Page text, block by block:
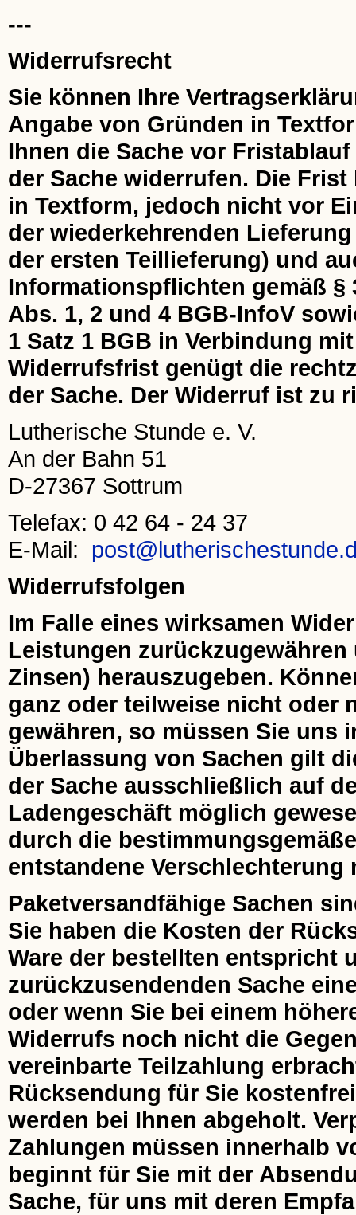
---
Widerrufsrecht
Sie können Ihre
Angabe von Gründen in
Ihnen die Sache vor
der Sache widerrufen. Die
in Textform, jedoch nicht vor
der wiederkehrenden
der ersten Teillieferung) und
Informationspflichten gemäß §
Abs. 1, 2 und 4 BGB-InfoV
1 Satz 1 BGB in Verbindung
Widerrufsfrist genügt die
der Sache. Der Widerruf ist zu
Lutherische Stunde e. V.
An der Bahn 51
D-27367 Sottrum
Telefax: 0 42 64 - 24 37
E-Mail:
Widerrufsfolgen
Im Falle eines wirksamen
Leistungen
Zinsen) herauszugeben.
ganz oder teilweise nicht oder
gewähren, so müssen Sie uns
Überlassung von Sachen gilt
der Sache ausschließlich auf
Ladengeschäft möglich
durch die
entstandene Verschlechterung
Paketversandfähige Sachen
Sie haben die Kosten der
Ware der bestellten entspricht
zurückzusendenden Sache
oder wenn Sie bei einem
Widerrufs noch nicht die
vereinbarte Teilzahlung
Rücksendung für Sie
werden bei Ihnen abgeholt.
Zahlungen müssen innerhalb
beginnt für Sie mit der
Sache, für uns mit deren